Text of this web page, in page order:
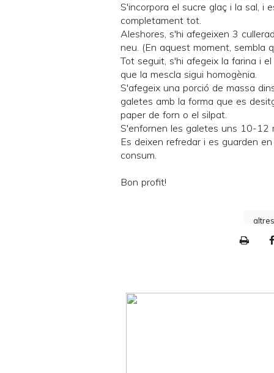
S'incorpora el sucre glaç i la sal, i
completament tot.
Aleshores, s'hi afegeixen 3
neu. (En aquest moment, sembla
Tot seguit, s'hi afegeix la farina i
que la mescla sigui homogènia.
S'afegeix una porció de massa
galetes amb la forma que es
paper de forn o el silpat.
S'enfornen les galetes uns 10-12
Es deixen refredar i es guarden
consum.
Bon profit!
n